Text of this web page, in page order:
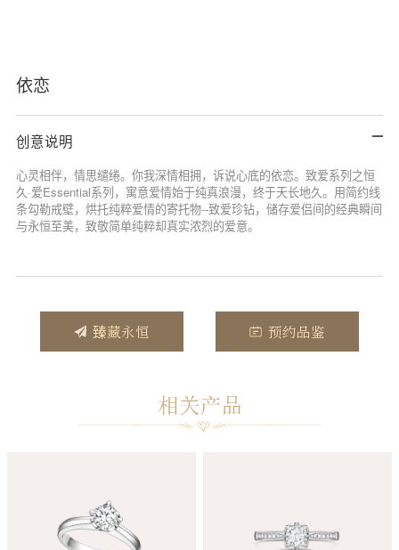
依恋
创意说明
心灵相伴，情思缱绻。你我深情相拥，诉说心底的依恋。致爱系列之恒
久·爱Essential系列，寓意爱情始于纯真浪漫，终于天长地久。用简约线
条勾勒戒壁，烘托纯粹爱情的寄托物--致爱珍钻，储存爱侣间的经典瞬间
与永恒至美，致敬简单纯粹却真实浓烈的爱意。
臻藏永恒 预约品鉴